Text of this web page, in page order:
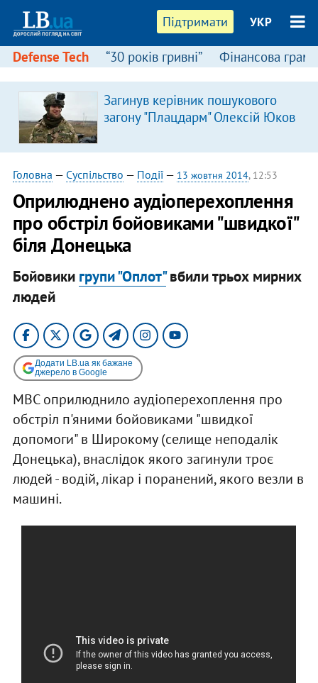
Підтримати УКР
Defense Tech “30 років гривні” Фінансова
Загинув керівник пошукового
загону "Плацдарм" Олексій Юков
Головна — Суспільство — Події— 13 жовтня 2014, 12:53
Оприлюднено аудіоперехоплення
про обстріл бойовиками "швидкої"
біля Донецька
Бойовики групи "Оплот"вбили трьох мирних
людей
Додати LB.ua як бажане
джерело в Google
МВС оприлюднило аудіоперехоплення про
обстріл п'яними бойовиками "швидкої
допомоги" в Широкому (селище неподалік
Донецька), внаслідок якого загинули троє
людей - водій, лікар і поранений, якого везли в
машині.